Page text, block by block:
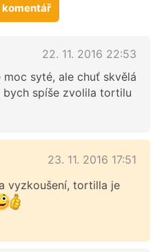
komentář
22. 11. 2016 22:53
syté, ale chuť skvělá
spíše zvolila tortilu
23. 11. 2016 17:51
vyzkoušení, tortilla je